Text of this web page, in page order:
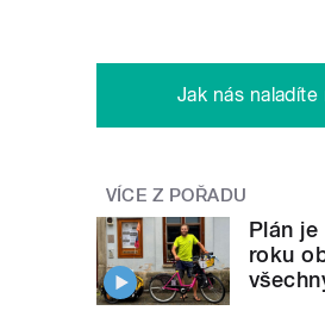
Jak nás naladíte
VÍCE Z POŘADU
Plán
roku